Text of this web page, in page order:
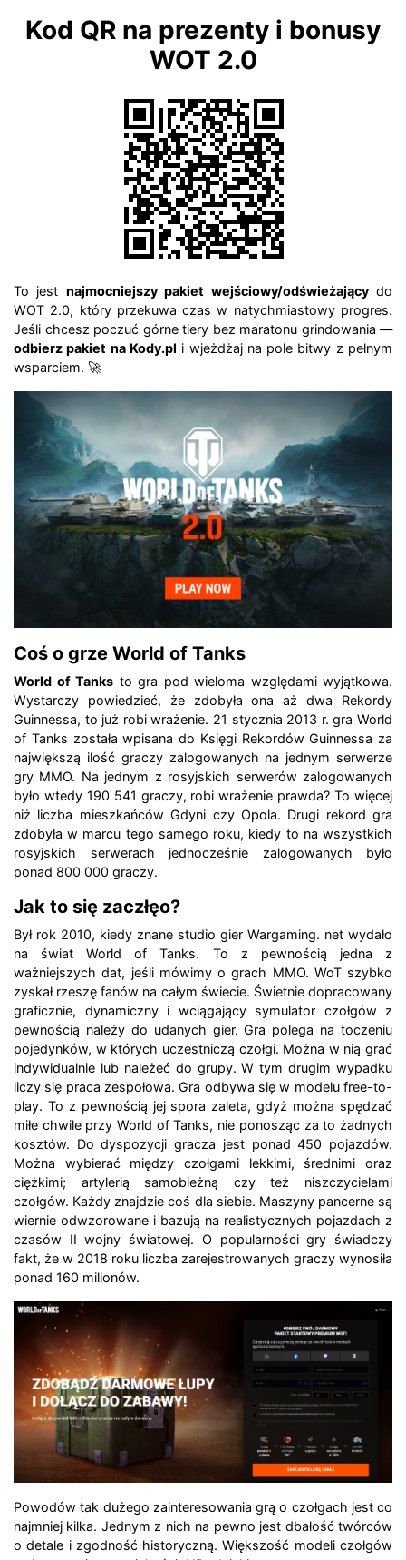
Kod QR na prezenty i bonusy
WOT 2.0
To jest najmocniejszy pakiet wejściowy/odświeżającydo
WOT 2.0, który przekuwa czas w natychmiastowy progres.
Jeśli chcesz poczuć górne tiery bez maratonu grindowania —
odbierz pakiet na Kody.pl i wjeżdżaj na pole bitwy z pełnym
wsparciem. 🚀
Coś o grze World of Tanks
World of Tanks to gra pod wieloma względami wyjątkowa.
Wystarczy powiedzieć, że zdobyła ona aż dwa Rekordy
Guinnessa, to już robi wrażenie. 21 stycznia 2013 r. gra World
of Tanks została wpisana do Księgi Rekordów Guinnessa za
największą ilość graczy zalogowanych na jednym serwerze
gry MMO. Na jednym z rosyjskich serwerów zalogowanych
było wtedy 190 541 graczy, robi wrażenie prawda? To więcej
niż liczba mieszkańców Gdyni czy Opola. Drugi rekord gra
zdobyła w marcu tego samego roku, kiedy to na wszystkich
rosyjskich serwerach jednocześnie zalogowanych było
ponad 800 000 graczy.
Jak to się zaczłęo?
Był rok 2010, kiedy znane studio gier Wargaming. net wydało
na świat World of Tanks. To z pewnością jedna z
ważniejszych dat, jeśli mówimy o grach MMO. WoT szybko
zyskał rzeszę fanów na całym świecie. Świetnie dopracowany
graficznie, dynamiczny i wciągający symulator czołgów z
pewnością należy do udanych gier. Gra polega na toczeniu
pojedynków, w których uczestniczą czołgi. Można w nią grać
indywidualnie lub należeć do grupy. W tym drugim wypadku
liczy się praca zespołowa. Gra odbywa się w modelu free-to-
play. To z pewnością jej spora zaleta, gdyż można spędzać
miłe chwile przy World of Tanks, nie ponosząc za to żadnych
kosztów. Do dyspozycji gracza jest ponad 450 pojazdów.
Można wybierać między czołgami lekkimi, średnimi oraz
ciężkimi; artylerią samobieżną czy też niszczycielami
czołgów. Każdy znajdzie coś dla siebie. Maszyny pancerne są
wiernie odwzorowane i bazują na realistycznych pojazdach z
czasów II wojny światowej. O popularności gry świadczy
fakt, że w 2018 roku liczba zarejestrowanych graczy wynosiła
ponad 160 milionów.
Powodów tak dużego zainteresowania grą o czołgach jest co
najmniej kilka. Jednym z nich na pewno jest dbałość twórców
o detale i zgodność historyczną. Większość modeli czołgów